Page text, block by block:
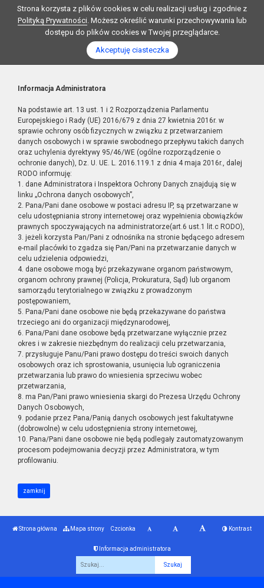
Strona korzysta z plików cookies w celu realizacji usług i zgodnie z
Polityką Prywatności. Możesz określić warunki przechowywania lub
dostępu do plików cookies w Twojej przeglądarce.
Akceptuję ciasteczka
Informacja Administratora
Na podstawie art. 13 ust. 1 i 2 Rozporządzenia Parlamentu
Europejskiego i Rady (UE) 2016/679 z dnia 27 kwietnia 2016r. w
sprawie ochrony osób fizycznych w związku z przetwarzaniem
danych osobowych i w sprawie swobodnego przepływu takich danych
oraz uchylenia dyrektywy 95/46/WE (ogólne rozporządzenie o
ochronie danych), Dz. U. UE. L. 2016.119.1 z dnia 4 maja 2016r., dalej
RODO informuję:
1. dane Administratora i Inspektora Ochrony Danych znajdują się w
linku „Ochrona danych osobowych”,
2. Pana/Pani dane osobowe w postaci adresu IP, są przetwarzane w
celu udostępniania strony internetowej oraz wypełnienia obowiązków
prawnych spoczywających na administratorze(art.6 ust.1 lit.c RODO),
3. jeżeli korzysta Pan/Pani z odnośnika na stronie będącego adresem
e-mail placówki to zgadza się Pan/Pani na przetwarzanie danych w
celu udzielenia odpowiedzi,
4. dane osobowe mogą być przekazywane organom państwowym,
organom ochrony prawnej (Policja, Prokuratura, Sąd) lub organom
samorządu terytorialnego w związku z prowadzonym
postępowaniem,
5. Pana/Pani dane osobowe nie będą przekazywane do państwa
trzeciego ani do organizacji międzynarodowej,
6. Pana/Pani dane osobowe będą przetwarzane wyłącznie przez
okres i w zakresie niezbędnym do realizacji celu przetwarzania,
7. przysługuje Panu/Pani prawo dostępu do treści swoich danych
osobowych oraz ich sprostowania, usunięcia lub ograniczenia
przetwarzania lub prawo do wniesienia sprzeciwu wobec
przetwarzania,
8. ma Pan/Pani prawo wniesienia skargi do Prezesa Urzędu Ochrony
Danych Osobowych,
9. podanie przez Pana/Panią danych osobowych jest fakultatywne
(dobrowolne) w celu udostępnienia strony internetowej,
10. Pana/Pani dane osobowe nie będą podlegały zautomatyzowanym
procesom podejmowania decyzji przez Administratora, w tym
profilowaniu.
zamknij
Strona główna Mapa strony Czcionka Kontrast
Informacja administratora